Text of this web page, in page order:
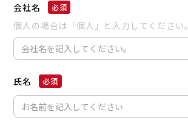
会社名
個人の場合は「個人」と入力してください。
氏名